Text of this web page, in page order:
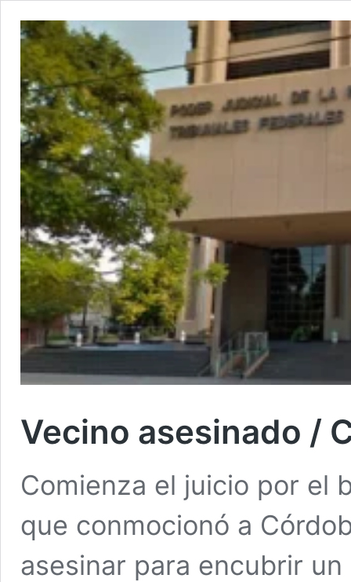
Vecino asesinado /
Comienza el juicio por el
que conmocionó a
asesinar para encubrir un